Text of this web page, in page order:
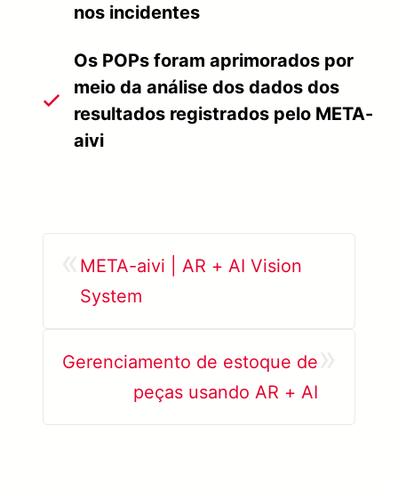
nos incidentes
Os POPs foram aprimorados por
meio da análise dos dados dos
resultados registrados pelo META-
aivi
META-aivi | AR + AI Vision
System
Gerenciamento de estoque de
peças usando AR + AI